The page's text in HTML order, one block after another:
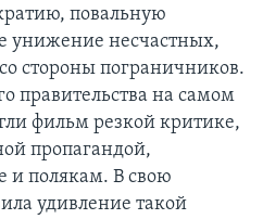
повальную
унижение несчастных,
стороны пограничников.
правительства на самом
фильм резкой критике,
пропагандой,
и полякам. В свою
удивление такой